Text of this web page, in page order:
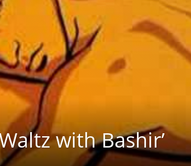
with Bashir’